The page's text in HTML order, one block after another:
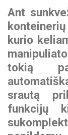
Ant
kurio
tokią
srautą
funkcijų